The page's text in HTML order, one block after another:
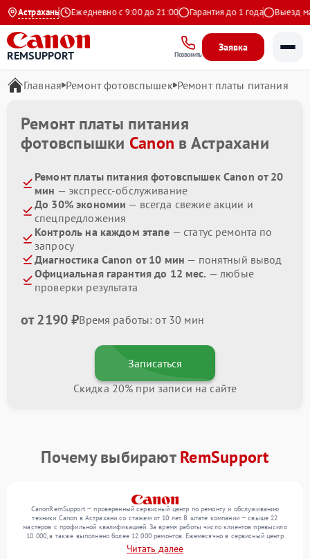
Астрахань
на Яндекс Ежедневно с 9:00 до 21:00 Гарантия до 1 года Выезд
REMSUPPORT Позвонить
Заявка
Главная Ремонт фотовспышек Ремонт платы питания
Ремонт платы питания
фотовспышки Canon в Астрахани
Ремонт платы питания фотовспышек Canon от 20
мин — экспресс-обслуживание
До 30% экономии — всегда свежие акции и
спецпредложения
Контроль на каждом этапе — статус ремонта по
запросу
Диагностика Canon от 10 мин — понятный вывод
Официальная гарантия до 12 мес. — любые
проверки результата
от 2190 ₽Время работы: от 30 мин
Записаться
Скидка 20% при записи на сайте
Почему выбираютRemSupport
CanonRemSupport — проверенный сервисный центр по ремонту и обслуживанию
техники Canon в Астрахани со стажем от 10 лет. В штате компании — свыше 22
мастеров с профильной квалификацией. За время работы число клиентов превысило
10 000, а также выполнено более 12 000 ремонтов. Ежемесячно в сервисный центр
поступает более 300 обращений, включая , , . Мы устраняем поломки любой
сложности и обеспечиваем надежный результат благодаря квалификации мастеров.
Читать далее